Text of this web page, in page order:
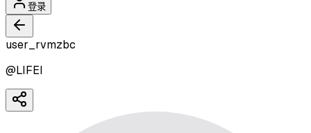
登录
user_rvmzbc
@LIFEI